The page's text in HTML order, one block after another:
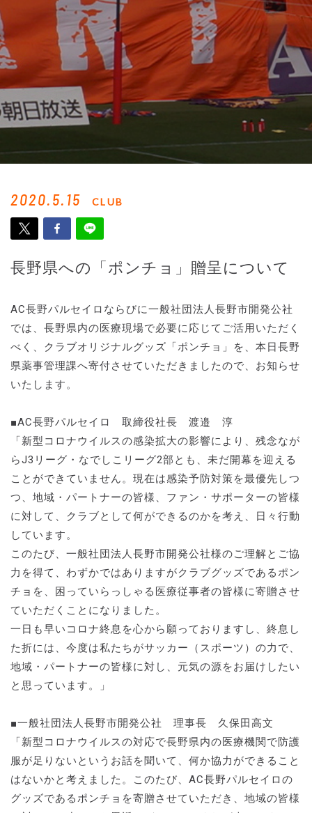
2020.5.15 CLUB
長野県への「ポンチョ」贈呈について
AC長野パルセイロならびに一般社団法人長野市開発公社
では、長野県内の医療現場で必要に応じてご活用いただく
べく、クラブオリジナルグッズ「ポンチョ」を、本日長野
県薬事管理課へ寄付させていただきましたので、お知らせ
いたします。
■AC長野パルセイロ 取締役社長 渡邉 淳
「新型コロナウイルスの感染拡大の影響により、残念なが
らJ3リーグ・なでしこリーグ2部とも、未だ開幕を迎える
ことができていません。現在は感染予防対策を最優先しつ
つ、地域・パートナーの皆様、ファン・サポーターの皆様
に対して、クラブとして何ができるのかを考え、日々行動
しています。
このたび、一般社団法人長野市開発公社様のご理解とご協
力を得て、わずかではありますがクラブグッズであるポン
チョを、困っていらっしゃる医療従事者の皆様に寄贈させ
ていただくことになりました。
一日も早いコロナ終息を心から願っておりますし、終息し
た折には、今度は私たちがサッカー（スポーツ）の力で、
地域・パートナーの皆様に対し、元気の源をお届けしたい
と思っています。」
■一般社団法人長野市開発公社 理事長 久保田高文
「新型コロナウイルスの対応で長野県内の医療機関で防護
服が足りないというお話を聞いて、何か協力ができること
はないかと考えました。このたび、AC長野パルセイロの
グッズであるポンチョを寄贈させていただき、地域の皆様